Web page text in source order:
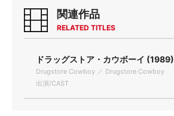
関連作品
RELATED TITLES
ドラッグストア・カウボーイ (1989)
Drugstore Cowboy ／ Drugstore Cowboy
出演/CAST